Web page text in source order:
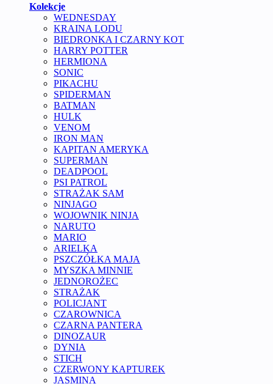
Kolekcje
WEDNESDAY
KRAINA LODU
BIEDRONKA I CZARNY KOT
HARRY POTTER
HERMIONA
SONIC
PIKACHU
SPIDERMAN
BATMAN
HULK
VENOM
IRON MAN
KAPITAN AMERYKA
SUPERMAN
DEADPOOL
PSI PATROL
STRAŻAK SAM
NINJAGO
WOJOWNIK NINJA
NARUTO
MARIO
ARIELKA
PSZCZÓŁKA MAJA
MYSZKA MINNIE
JEDNOROŻEC
STRAŻAK
POLICJANT
CZAROWNICA
CZARNA PANTERA
DINOZAUR
DYNIA
STICH
CZERWONY KAPTUREK
JASMINA